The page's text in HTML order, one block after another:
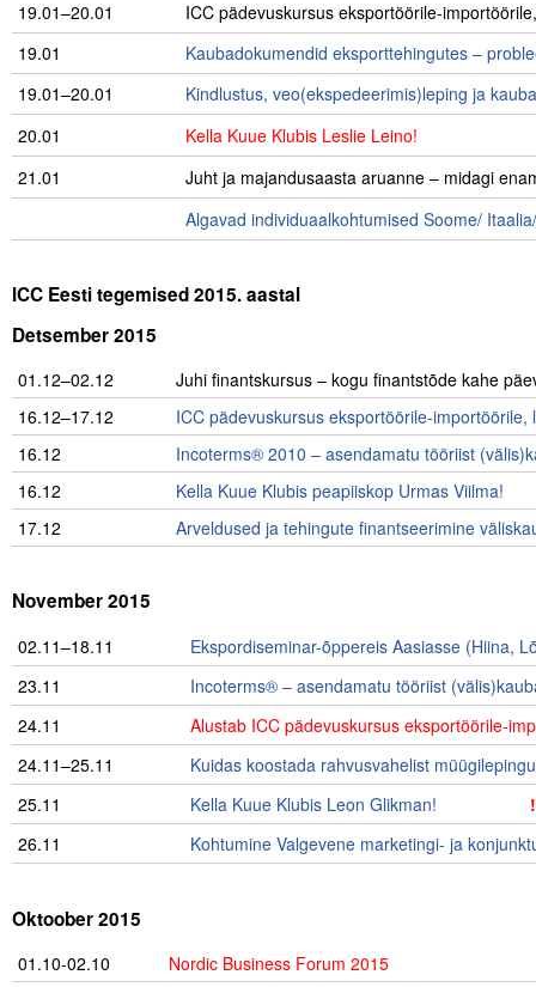
19.01–20.01
ICC pädevuskursus eksportöörile-
19.01
Kaubadokumendid eksporttehingutes –
19.01–20.01
Kindlustus, veo(ekspedeerimis)leping ja
20.01
Kella Kuue Klubis Leslie Leino!
21.01
Juht ja majandusaasta aruanne – midagi
Algavad individuaalkohtumised Soome/
ICC Eesti tegemised 2015. aastal
Detsember 2015
01.12–02.12
Juhi finantskursus – kogu finantstõde kahe
16.12–17.12
ICC pädevuskursus eksportöörile-
16.12
Incoterms® 2010 – asendamatu tööriist
16.12
Kella Kuue Klubis peapiiskop Urmas Viilma!
17.12
Arveldused ja tehingute finantseerimine
November 2015
02.11–18.11
Ekspordiseminar-õppereis Aasiasse (Hiina,
23.11
Incoterms® – asendamatu tööriist
24.11
Alustab ICC pädevuskursus eksportöörile-
24.11–25.11
Kuidas koostada rahvusvahelist
25.11
Kella Kuue Klubis Leon Glikman!
!
26.11
Kohtumine Valgevene marketingi- ja
Oktoober 2015
01.10-02.10
Nordic Business Forum 2015